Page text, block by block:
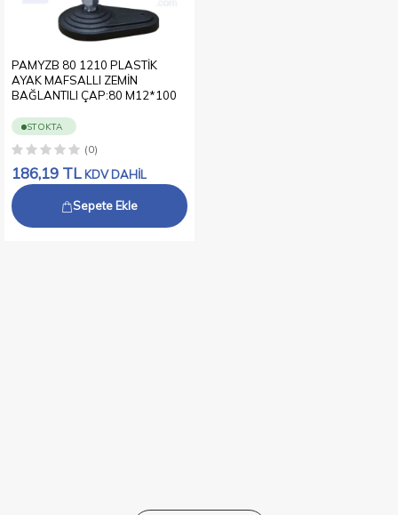
PAMYZB 80 1210 PLASTİK
AYAK MAFSALLI ZEMİN
BAĞLANTILI ÇAP:80 M12*100
STOKTA
(0)
186,19 TL KDV DAHİL
Sepete Ekle